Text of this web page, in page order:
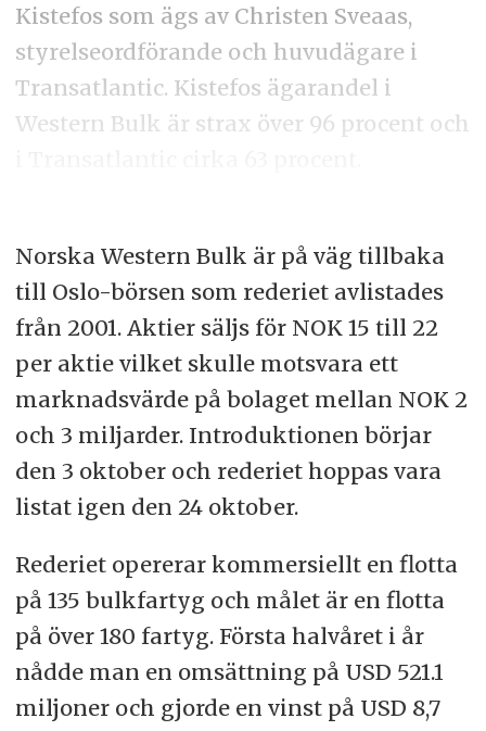
Kistefos som ägs av Christen Sveaas,
styrelseordförande och huvudägare i
Transatlantic. Kistefos ägarandel i
Western Bulk är strax över 96 procent och
Norska Western Bulk är på väg tillbaka
till Oslo-börsen som rederiet avlistades
från 2001. Aktier säljs för NOK 15 till 22
per aktie vilket skulle motsvara ett
marknadsvärde på bolaget mellan NOK 2
och 3 miljarder. Introduktionen börjar
den 3 oktober och rederiet hoppas vara
listat igen den 24 oktober.
Rederiet opererar kommersiellt en flotta
på 135 bulkfartyg och målet är en flotta
på över 180 fartyg. Första halvåret i år
nådde man en omsättning på USD 521.1
miljoner och gjorde en vinst på USD 8,7